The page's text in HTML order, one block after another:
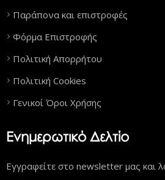
Παράπονα και επιστροφές
Φόρμα Επιστροφής
Πολιτική Απορρήτου
Πολιτική Cookies
Γενικοί Όροι Χρήσης
Ενημερωτικό Δελτίο
Εγγραφείτε στο newsletter μας και